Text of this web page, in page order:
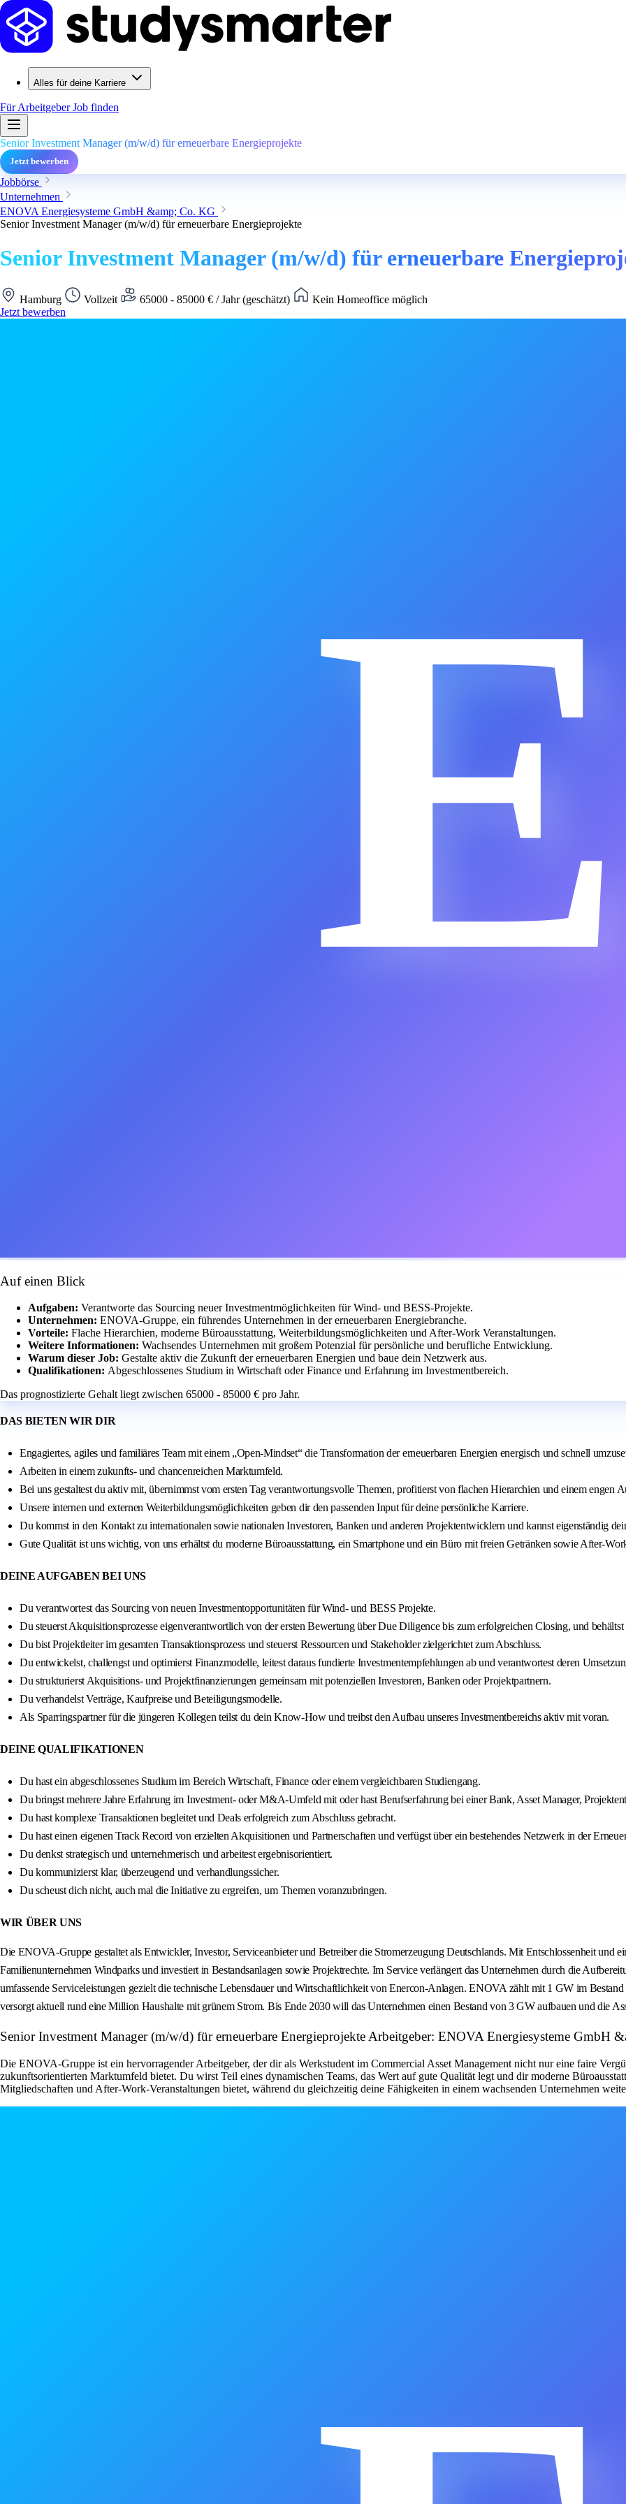
Alles für deine Karriere
Für ArbeitgeberJob finden
Senior Investment Manager (m/w/d) für erneuerbare Energieprojekte
Jetzt bewerben
Jobbörse
Unternehmen
ENOVA Energiesysteme GmbH &amp; Co. KG
Senior Investment Manager (m/w/d) für erneuerbare Energieprojekte
Senior Investment Manager (m/w/d) für erneuerbare
Hamburg Vollzeit 65000 - 85000 € / Jahr (geschätzt)
Kein Homeoffice möglich
Jetzt bewerben
E
Auf einen Blick
Aufgaben: Verantworte das Sourcing neuer Investmentmöglichkeiten für Wind- und BESS-Projekte.
Unternehmen: ENOVA-Gruppe, ein führendes Unternehmen in der erneuerbaren Energiebranche.
Vorteile: Flache Hierarchien, moderne Büroausstattung, Weiterbildungsmöglichkeiten und After-Work Veranstaltungen.
Weitere Informationen: Wachsendes Unternehmen mit großem Potenzial für persönliche und berufliche Entwicklung.
Warum dieser Job: Gestalte aktiv die Zukunft der erneuerbaren Energien und baue dein Netzwerk aus.
Qualifikationen: Abgeschlossenes Studium in Wirtschaft oder Finance und Erfahrung im Investmentbereich.
Das prognostizierte Gehalt liegt zwischen 65000 - 85000 € pro Jahr.
DAS BIETEN WIR DIR
Engagiertes, agiles und familiäres Team mit einem „Open-Mindset“ die Transformation der erneuerbaren Energien energisch und schnell
Arbeiten in einem zukunfts- und chancenreichen Marktumfeld.
Bei uns gestaltest du aktiv mit, übernimmst vom ersten Tag verantwortungsvolle Themen, profitierst von flachen Hierarchien und einem engen
Unsere internen und externen Weiterbildungsmöglichkeiten geben dir den passenden Input für deine persönliche Karriere.
Du kommst in den Kontakt zu internationalen sowie nationalen Investoren, Banken und anderen Projektentwicklern und kannst eigenständig
Gute Qualität ist uns wichtig, von uns erhältst du moderne Büroausstattung, ein Smartphone und ein Büro mit freien Getränken sowie After-
DEINE AUFGABEN BEI UNS
Du verantwortest das Sourcing von neuen Investmentopportunitäten für Wind- und BESS Projekte.
Du steuerst Akquisitionsprozesse eigenverantwortlich von der ersten Bewertung über Due Diligence bis zum erfolgreichen Closing, und
Du bist Projektleiter im gesamten Transaktionsprozess und steuerst Ressourcen und Stakeholder zielgerichtet zum Abschluss.
Du entwickelst, challengst und optimierst Finanzmodelle, leitest daraus fundierte Investmentempfehlungen ab und verantwortest deren
Du strukturierst Akquisitions- und Projektfinanzierungen gemeinsam mit potenziellen Investoren, Banken oder Projektpartnern.
Du verhandelst Verträge, Kaufpreise und Beteiligungsmodelle.
Als Sparringspartner für die jüngeren Kollegen teilst du dein Know-How und treibst den Aufbau unseres Investmentbereichs aktiv mit voran.
DEINE QUALIFIKATIONEN
Du hast ein abgeschlossenes Studium im Bereich Wirtschaft, Finance oder einem vergleichbaren Studiengang.
Du bringst mehrere Jahre Erfahrung im Investment- oder M&A-Umfeld mit oder hast Berufserfahrung bei einer Bank, Asset Manager,
Du hast komplexe Transaktionen begleitet und Deals erfolgreich zum Abschluss gebracht.
Du hast einen eigenen Track Record von erzielten Akquisitionen und Partnerschaften und verfügst über ein bestehendes Netzwerk in der
Du denkst strategisch und unternehmerisch und arbeitest ergebnisorientiert.
Du kommunizierst klar, überzeugend und verhandlungssicher.
Du scheust dich nicht, auch mal die Initiative zu ergreifen, um Themen voranzubringen.
WIR ÜBER UNS
Die ENOVA-Gruppe gestaltet als Entwickler, Investor, Serviceanbieter und Betreiber die Stromerzeugung Deutschlands. Mit Entschlossenheit und
Familienunternehmen Windparks und investiert in Bestandsanlagen sowie Projektrechte. Im Service verlängert das Unternehmen durch die
umfassende Serviceleistungen gezielt die technische Lebensdauer und Wirtschaftlichkeit von Enercon-Anlagen. ENOVA zählt mit 1 GW im
versorgt aktuell rund eine Million Haushalte mit grünem Strom. Bis Ende 2030 will das Unternehmen einen Bestand von 3 GW aufbauen und die
Senior Investment Manager (m/w/d) für erneuerbare Energieprojekte Arbeitgeber: ENOVA Energiesysteme GmbH
Die ENOVA-Gruppe ist ein hervorragender Arbeitgeber, der dir als Werkstudent im Commercial Asset Management nicht nur eine faire
zukunftsorientierten Marktumfeld bietet. Du wirst Teil eines dynamischen Teams, das Wert auf gute Qualität legt und dir moderne
Mitgliedschaften und After-Work-Veranstaltungen bietet, während du gleichzeitig deine Fähigkeiten in einem wachsenden Unternehmen